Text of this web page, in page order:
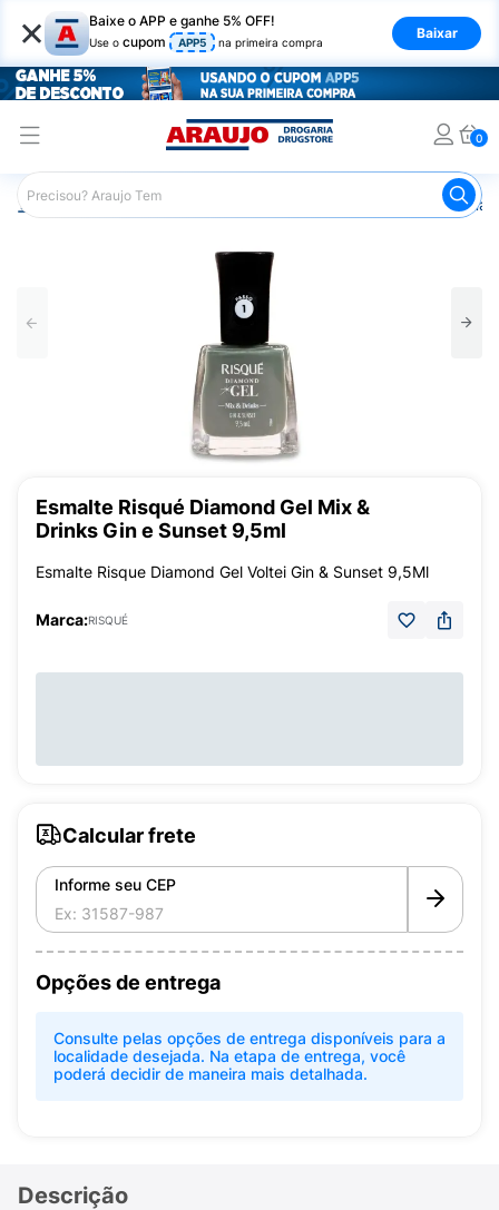
× Baixe o APP e ganhe 5% OFF!
Use o cupom APP5 na primeira compra
Baixar
0
Araujo Beleza e Cuidados
Esmalte Risqué Diamond Gel Mix &
Drinks Gin e Sunset 9,5ml
Esmalte Risque Diamond Gel Voltei Gin & Sunset 9,5Ml
Marca:RISQUÉ
Calcular frete
Informe seu CEP
Opções de entrega
Consulte pelas opções de entrega disponíveis para a
localidade desejada. Na etapa de entrega, você
poderá decidir de maneira mais detalhada.
Descrição